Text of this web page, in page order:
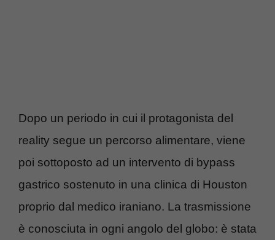
Dopo un periodo in cui il protagonista del
reality segue un percorso alimentare, viene
poi sottoposto ad un intervento di bypass
gastrico sostenuto in una clinica di Houston
proprio dal medico iraniano. La trasmissione
è conosciuta in ogni angolo del globo: è stata